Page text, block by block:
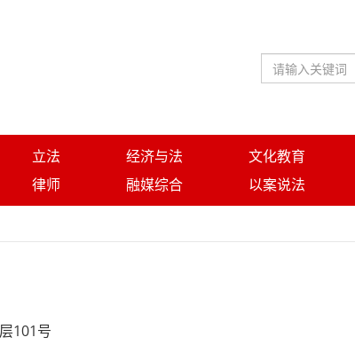
立法 经济与法 文化教育
律师
融媒综合 以案说法
101号